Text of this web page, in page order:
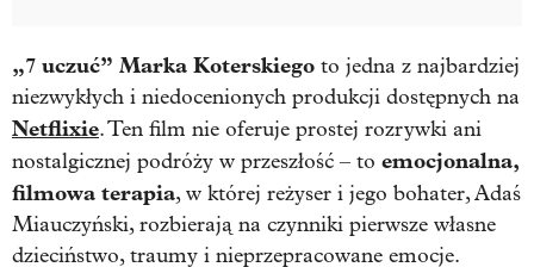
„7 uczuć” Marka Koterskiego to jedna z najbardziej
niezwykłych i niedocenionych produkcji dostępnych na
Netflixie. Ten film nie oferuje prostej rozrywki ani
nostalgicznej podróży w przeszłość – to emocjonalna,
filmowa terapia, w której reżyser i jego bohater, Adaś
Miauczyński, rozbierają na czynniki pierwsze własne
dzieciństwo, traumy i nieprzepracowane emocje.